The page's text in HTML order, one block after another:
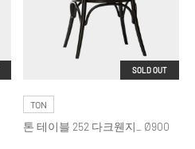
SOLD OUT
TON
톤 테이블 252 다크웬지_ Ø900